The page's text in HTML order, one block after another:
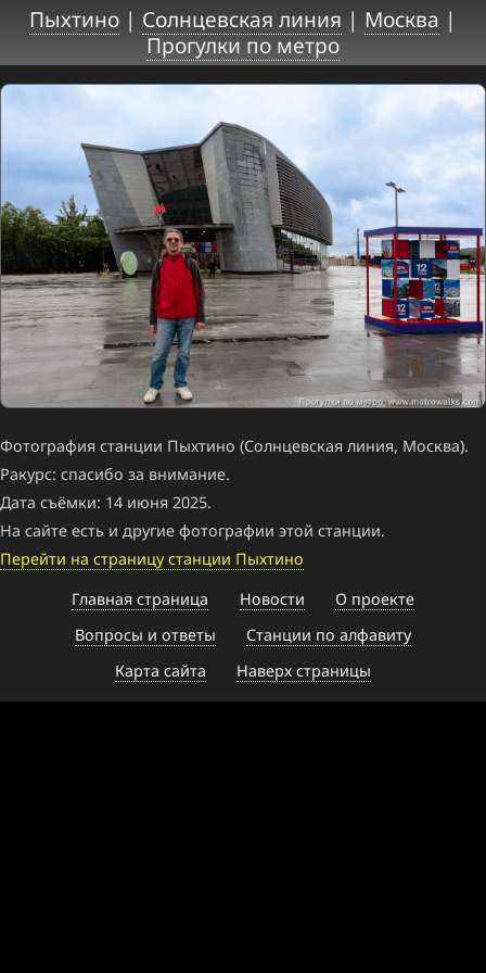
Пыхтино | Солнцевская линия | Москва |
Прогулки по метро
Фотография станции Пыхтино (Солнцевская линия, Москва).
Ракурс: спасибо за внимание.
Дата съёмки: 14 июня 2025.
На сайте есть и другие фотографии этой станции.
Перейти на страницу станции Пыхтино
Главная страница
Новости
О проекте
Вопросы и ответы
Станции по алфавиту
Карта сайта
Наверх страницы